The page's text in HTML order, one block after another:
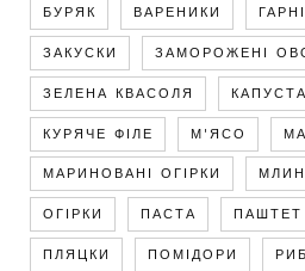
БУРЯК ВАРЕНИКИ
ЗАКУСКИ ЗАМОРОЖЕНІ
ЗЕЛЕНА КВАСОЛЯ КАПУСТА
КУРЯЧЕ ФІЛЕ М'ЯСО
МАРИНОВАНІ ОГІРКИ
ОГІРКИ ПАСТА ПАШТЕТ
ПЛЯЦКИ ПОМІДОРИ